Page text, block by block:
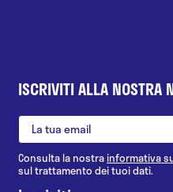
ISCRIVITI ALLA NOSTRA
Consulta la nostrainformativa
sul trattamento dei tuoi dati.